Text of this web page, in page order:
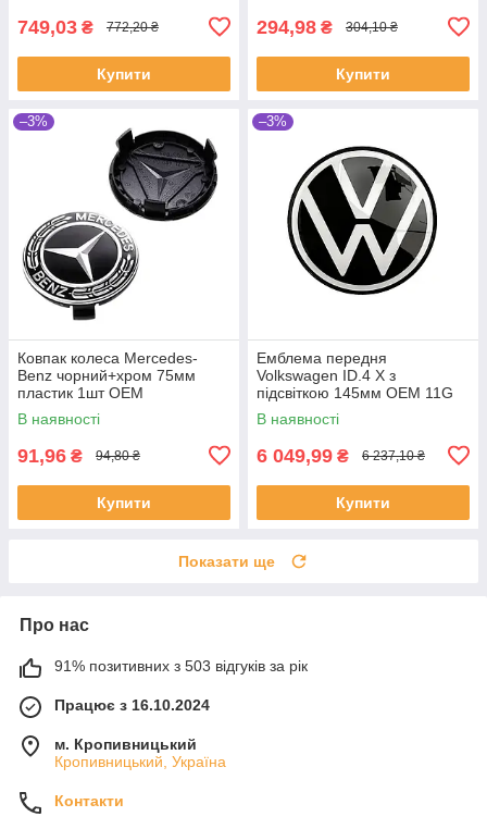
749,03 ₴ 772,20 ₴
Купити
294,98 ₴ 304,10 ₴
Купити
–3%
Ковпак колеса Mercedes-
Benz чорний+хром 75мм
пластик 1шт OEM
A1704000025 (ковпачок,
заглушка)
В наявності
91,96 ₴ 94,80 ₴
Купити
–3%
Емблема передня
Volkswagen ID.4 X з
підсвіткою 145мм OEM 11G
853 600
В наявності
6 049,99 ₴ 6 237,10 ₴
Купити
Показати ще
Про нас
91% позитивних з 503 відгуків за рік
Працює з 16.10.2024
м. Кропивницький
Кропивницький, Україна
Контакти